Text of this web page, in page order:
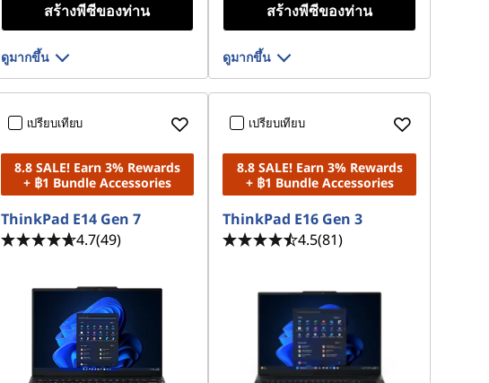
สร้างพีซีของท่าน
ดูมากขึ้น
สร้างพีซีของท่าน
ดูมากขึ้น
เปรียบเทียบ
8.8 SALE! Earn 3% Rewards
+ ฿1 Bundle Accessories
ThinkPad E14 Gen 7
4.7(49)
เปรียบเทียบ
8.8 SALE! Earn 3% Rewards
+ ฿1 Bundle Accessories
ThinkPad E16 Gen 3
4.5(81)